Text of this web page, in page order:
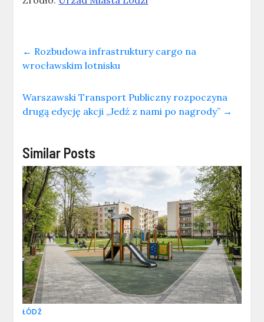
← Rozbudowa infrastruktury cargo na
wrocławskim lotnisku
Warszawski Transport Publiczny rozpoczyna
drugą edycję akcji „Jedź z nami po nagrody” →
Similar Posts
ŁÓDŹ